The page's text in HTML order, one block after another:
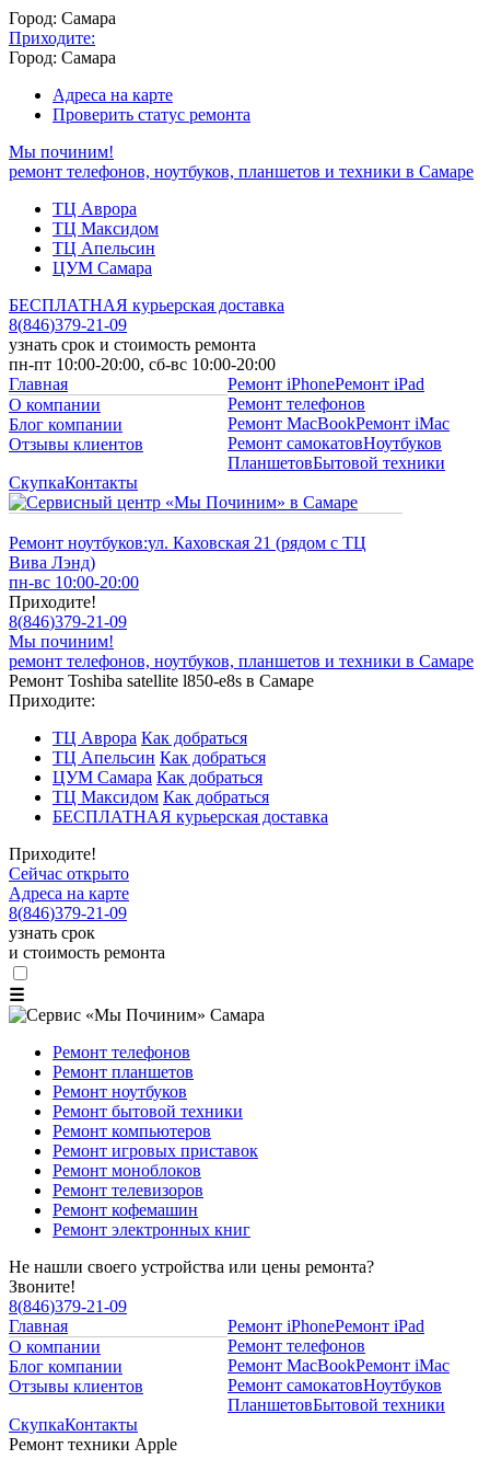
Город: Самара
Приходите:
Город: Самара
Адреса на карте
Проверить статус ремонта
Мы починим!
ремонт телефонов, ноутбуков, планшетов и техники в Самаре
ТЦ Аврора
ТЦ Максидом
ТЦ Апельсин
ЦУМ Самара
БЕСПЛАТНАЯ курьерская доставка
8(846)379-21-09
узнать срок и стоимость ремонта
пн-пт 10:00-20:00, сб-вс 10:00-20:00
Главная
О компании
Блог компании
Отзывы клиентов
Ремонт iPhoneРемонт iPad
Ремонт телефонов
Ремонт MacBookРемонт iMac
Ремонт самокатовНоутбуков
ПланшетовБытовой техники
СкупкаКонтакты
Ремонт ноутбуков:ул. Каховская 21 (рядом с ТЦ
Вива Лэнд)
пн-вс 10:00-20:00
Приходите!
8(846)379-21-09
Мы починим!
ремонт телефонов, ноутбуков, планшетов и техники в Самаре
Ремонт Toshiba satellite l850-e8s в Самаре
Приходите:
ТЦ Аврора Как добраться
ТЦ Апельсин Как добраться
ЦУМ Самара Как добраться
ТЦ Максидом Как добраться
БЕСПЛАТНАЯ курьерская доставка
Приходите!
Сейчас открыто
Адреса на карте
8(846)379-21-09
узнать срок
и стоимость ремонта
☰
Ремонт телефонов
Ремонт планшетов
Ремонт ноутбуков
Ремонт бытовой техники
Ремонт компьютеров
Ремонт игровых приставок
Ремонт моноблоков
Ремонт телевизоров
Ремонт кофемашин
Ремонт электронных книг
Не нашли своего устройства или цены ремонта?
Звоните!
8(846)379-21-09
Главная
О компании
Блог компании
Отзывы клиентов
Ремонт iPhoneРемонт iPad
Ремонт телефонов
Ремонт MacBookРемонт iMac
Ремонт самокатовНоутбуков
ПланшетовБытовой техники
СкупкаКонтакты
Ремонт техники Apple